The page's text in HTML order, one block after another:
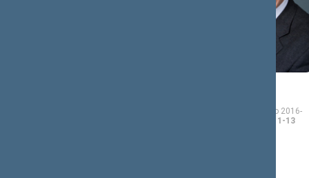
Seimo narys nuo 2016-
iki 2020-11-13